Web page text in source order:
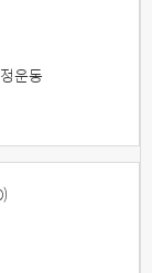
운동